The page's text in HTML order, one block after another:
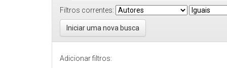
Filtros correntes:
Iniciar uma nova busca
Adicionar filtros: